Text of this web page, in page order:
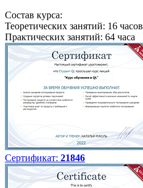
Состав курса:
Теоретических занятий: 16 часов
Практических занятий: 64 часа
Сертификат: 21846